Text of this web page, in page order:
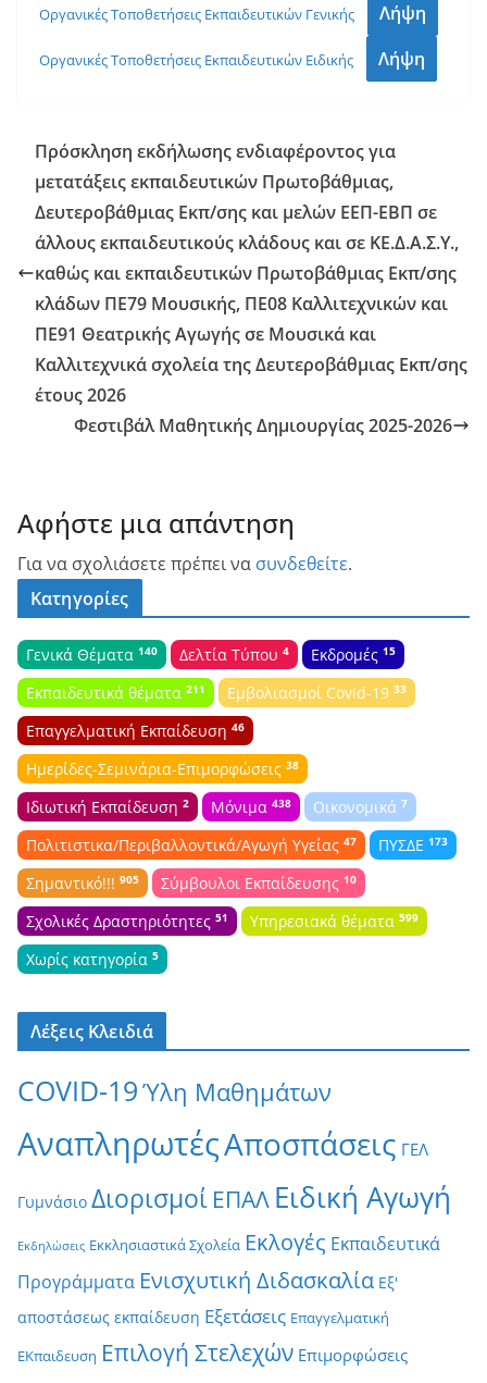
Οργανικές Τοποθετήσεις Εκπαιδευτικών Γενικής Λήψη
Οργανικές Τοποθετήσεις Εκπαιδευτικών Ειδικής Λήψη
Πρόσκληση εκδήλωσης ενδιαφέροντος για
μετατάξεις εκπαιδευτικών Πρωτοβάθμιας,
Δευτεροβάθμιας Εκπ/σης και μελών ΕΕΠ-ΕΒΠ σε
άλλους εκπαιδευτικούς κλάδους και σε ΚΕ.Δ.Α.Σ.Υ.,
καθώς και εκπαιδευτικών Πρωτοβάθμιας Εκπ/σης
κλάδων ΠΕ79 Μουσικής, ΠΕ08 Καλλιτεχνικών και
ΠΕ91 Θεατρικής Αγωγής σε Μουσικά και
Καλλιτεχνικά σχολεία της Δευτεροβάθμιας Εκπ/σης
έτους 2026
Φεστιβάλ Μαθητικής Δημιουργίας 2025-2026
Αφήστε μια απάντηση
Για να σχολιάσετε πρέπει να συνδεθείτε.
Κατηγορίες
Γενικά Θέματα 140 Δελτία Τύπου 4 Εκδρομές 15
Εκπαιδευτικά θέματα 211 Εμβολιασμοί Covid-19 33
Επαγγελματική Εκπαίδευση 46
Ημερίδες-Σεμινάρια-Επιμορφώσεις 38
Ιδιωτική Εκπαίδευση 2 Μόνιμα 438 Οικονομικά 7
Πολιτιστικα/Περιβαλλοντικά/Αγωγή Υγείας 47 ΠΥΣΔΕ 173
Σημαντικό!!! 905 Σύμβουλοι Εκπαίδευσης 10
Σχολικές Δραστηριότητες 51 Υπηρεσιακά θέματα 599
Χωρίς κατηγορία 5
Λέξεις Κλειδιά
COVID-19Ύλη Μαθημάτων
ΑναπληρωτέςΑποσπάσεις ΓΕΛ
Γυμνάσιο Διορισμοί ΕΠΑΛ Ειδική Αγωγή
Εκδηλώσεις Εκκλησιαστικά Σχολεία Εκλογές Εκπαιδευτικά
Προγράμματα Ενισχυτική Διδασκαλία Εξ'
αποστάσεως εκπαίδευση Εξετάσεις Επαγγελματική
ΕΚπαιδευση Επιλογή Στελεχών Επιμορφώσεις